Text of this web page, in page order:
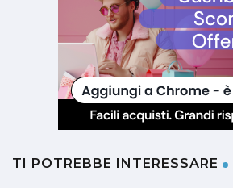
TI POTREBBE INTERESSARE